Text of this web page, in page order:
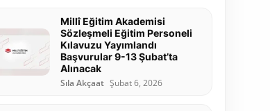
Millî Eğitim Akademisi
Sözleşmeli Eğitim Personeli
Kılavuzu Yayımlandı
Başvurular 9-13 Şubat’ta
Alınacak
Sıla Akçaat Şubat 6, 2026